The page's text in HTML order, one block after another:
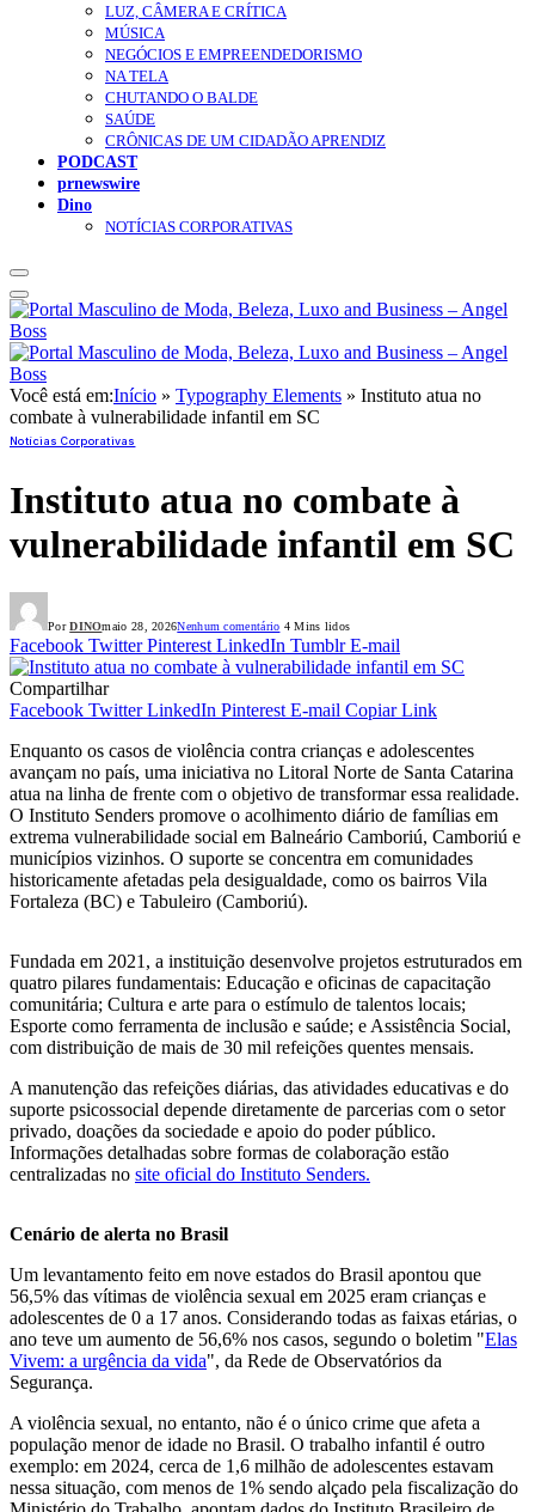
LUZ, CÂMERA E CRÍTICA
MÚSICA
NEGÓCIOS E EMPREENDEDORISMO
NA TELA
CHUTANDO O BALDE
SAÚDE
CRÔNICAS DE UM CIDADÃO APRENDIZ
PODCAST
prnewswire
Dino
NOTÍCIAS CORPORATIVAS
Você está em:Início » Typography Elements » Instituto atua no
combate à vulnerabilidade infantil em SC
Notícias Corporativas
Instituto atua no combate à
vulnerabilidade infantil em SC
Por DINOmaio 28, 2026Nenhum comentário 4 Mins lidos
Facebook Twitter Pinterest LinkedIn Tumblr E-mail
Compartilhar
Facebook Twitter LinkedIn Pinterest E-mail Copiar Link
Enquanto os casos de violência contra crianças e adolescentes
avançam no país, uma iniciativa no Litoral Norte de Santa Catarina
atua na linha de frente com o objetivo de transformar essa realidade.
O Instituto Senders promove o acolhimento diário de famílias em
extrema vulnerabilidade social em Balneário Camboriú, Camboriú e
municípios vizinhos. O suporte se concentra em comunidades
historicamente afetadas pela desigualdade, como os bairros Vila
Fortaleza (BC) e Tabuleiro (Camboriú).
Fundada em 2021, a instituição desenvolve projetos estruturados em
quatro pilares fundamentais: Educação e oficinas de capacitação
comunitária; Cultura e arte para o estímulo de talentos locais;
Esporte como ferramenta de inclusão e saúde; e Assistência Social,
com distribuição de mais de 30 mil refeições quentes mensais.
A manutenção das refeições diárias, das atividades educativas e do
suporte psicossocial depende diretamente de parcerias com o setor
privado, doações da sociedade e apoio do poder público.
Informações detalhadas sobre formas de colaboração estão
centralizadas no site oficial do Instituto Senders.
Cenário de alerta no Brasil
Um levantamento feito em nove estados do Brasil apontou que
56,5% das vítimas de violência sexual em 2025 eram crianças e
adolescentes de 0 a 17 anos. Considerando todas as faixas etárias, o
ano teve um aumento de 56,6% nos casos, segundo o boletim "Elas
Vivem: a urgência da vida", da Rede de Observatórios da
Segurança.
A violência sexual, no entanto, não é o único crime que afeta a
população menor de idade no Brasil. O trabalho infantil é outro
exemplo: em 2024, cerca de 1,6 milhão de adolescentes estavam
nessa situação, com menos de 1% sendo alçado pela fiscalização do